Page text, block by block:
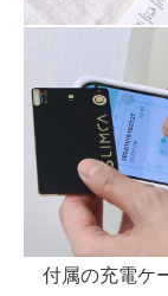
付属の充電ケ